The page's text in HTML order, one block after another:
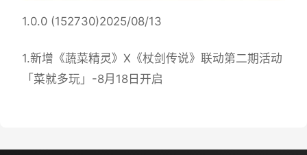
1.0.0 (152730)2025/08/13
1.新增《蔬菜精灵》X《杖剑传说》联动第二期活动
「菜就多玩」-8月18日开启